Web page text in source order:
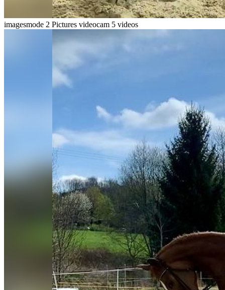
imagesmode 2 Pictures videocam 5 videos